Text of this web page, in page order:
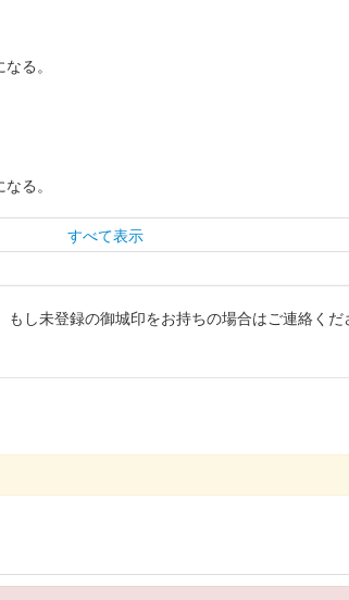
る。
る。
すべて表示
し未登録の御城印をお持ちの場合はご連絡くだ